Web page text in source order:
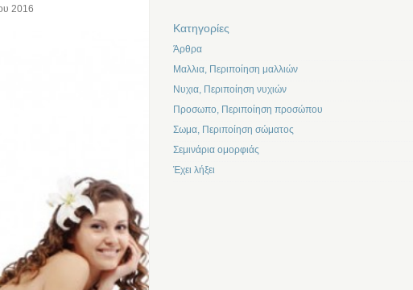
2016
Kατηγορίες
Άρθρα
Μαλλια, Περιποίηση μαλλιών
Νυχια, Περιποίηση νυχιών
Προσωπο, Περιποίηση προσώπου
Σωμα, Περιποίηση σώματος
Σεμινάρια ομορφιάς
Έχει λήξει